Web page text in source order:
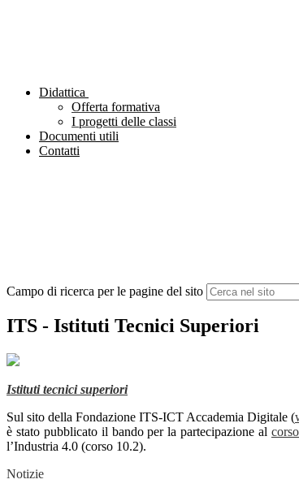
Didattica
Offerta formativa
I progetti delle classi
Documenti utili
Contatti
Campo di ricerca per le pagine del sito
ITS - Istituti Tecnici Superiori
Istituti tecnici superiori
Sul sito della Fondazione ITS-ICT Accademia Digitale (
è stato pubblicato il bando per la partecipazione al
l’Industria 4.0 (corso 10.2).
Notizie